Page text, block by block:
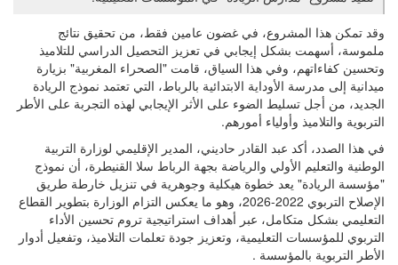
وقد تمكن هذا المشروع، في غضون عامين فقط، من تحقيق نتائج
ملموسة، أسهمت بشكل إيجابي في تعزيز التحصيل الدراسي للتلاميذ
وتحسين كفاءاتهم، وفي هذا السياق، قامت "الصحراء المغربية" بزيارة
ميدانية إلى مدرسة الأوداية الابتدائية بالرباط، التي تعتمد نموذج الريادة
الجديد، من أجل تسليط الضوء على الأثر الإيجابي لهذه التجربة على الأطر
التربوية والتلاميذ وأولياء أمورهم.
في هذا الصدد، أكد عبد القادر حاديني، المدير الإقليمي لوزارة التربية
الوطنية والتعليم الأولي والرياضة بجهة الرباط سلا القنيطرة، أن نموذج
"مؤسسة الريادة" يعد خطوة هيكلية وجوهرية في تنزيل خارطة طريق
الإصلاح التربوي 2022-2026، وهو ما يعكس التزام الوزارة بتطوير القطاع
التعليمي بشكل متكامل، عبر أهداف استراتيجية تروم تحسين الأداء
التربوي للمؤسسات التعليمية، وتعزيز جودة تعلمات التلاميذ، وتفعيل أدوار
الأطر التربوية بالمؤسسة .